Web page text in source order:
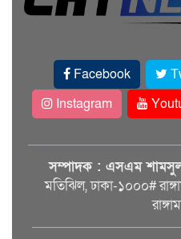
Facebook
Instagram
সম্পাদক : এসএম
মতিঝিল, ঢাকা-১০০০#